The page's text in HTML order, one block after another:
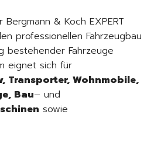
& Koch EXPERT
professionellen Fahrzeugbau
bestehender Fahrzeuge
eignet sich für
Transporter, Wohnmobile,
Bau– und
sowie